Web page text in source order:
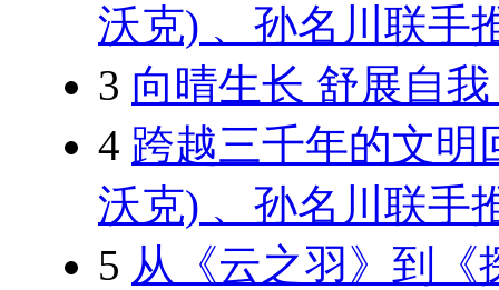
沃克) 、孙名川联手
3 向晴生长 舒展自
4 跨越三千年的文明
沃克) 、孙名川联手
5 从《云之羽》到《